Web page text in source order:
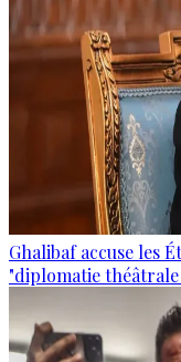
Ghalibaf accuse les
"diplomatie théâtrale